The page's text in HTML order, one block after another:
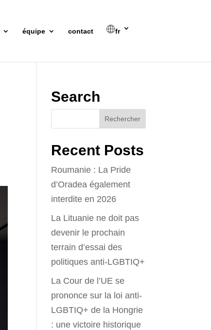
équipe contact fr
Search
Recent Posts
Roumanie : La Pride
d’Oradea également
interdite en 2026
La Lituanie ne doit pas
devenir le prochain
terrain d’essai des
politiques anti-LGBTIQ+
La Cour de l’UE se
prononce sur la loi anti-
LGBTIQ+ de la Hongrie
: une victoire historique